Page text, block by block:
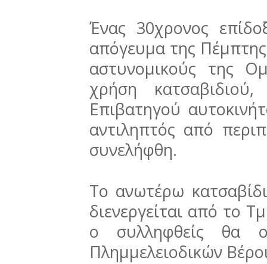
Ένας 30χρονος
απόγευμα της
αστυνομικούς της
χρήση
Επιβατηγού
αντιληπτός από
συνελήφθη.
Το ανωτέρω
διενεργείται από το
ο συλληφθείς θα
Πλημμελειοδικών